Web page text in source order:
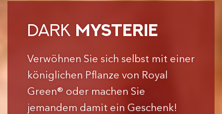
DARK MYSTERIE
Verwöhnen Sie sich selbst mit einer
königlichen Pflanze von Royal
Green® oder machen Sie
jemandem damit ein Geschenk!